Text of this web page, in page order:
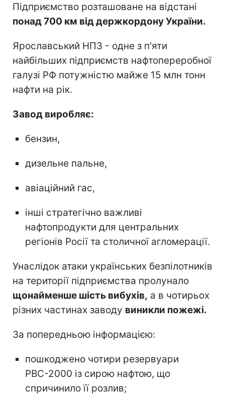
Підприємство розташоване на відстані
понад 700 км від держкордону України.
Ярославський НПЗ - одне з п'яти
найбільших підприємств нафтопереробної
галузі РФ потужністю майже 15 млн тонн
нафти на рік.
Завод виробляє:
бензин,
дизельне пальне,
авіаційний гас,
інші стратегічно важливі
нафтопродукти для центральних
регіонів Росії та столичної агломерації.
Унаслідок атаки українських безпілотників
на території підприємства пролунало
щонайменше шість вибухів, а в чотирьох
різних частинах заводу виникли пожежі.
За попередньою інформацією:
пошкоджено чотири резервуари
РВС-2000 із сирою нафтою, що
спричинило її розлив;